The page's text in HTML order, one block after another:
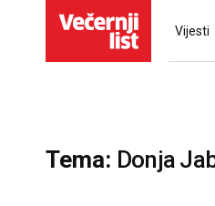
Vijesti
Tema: Donja